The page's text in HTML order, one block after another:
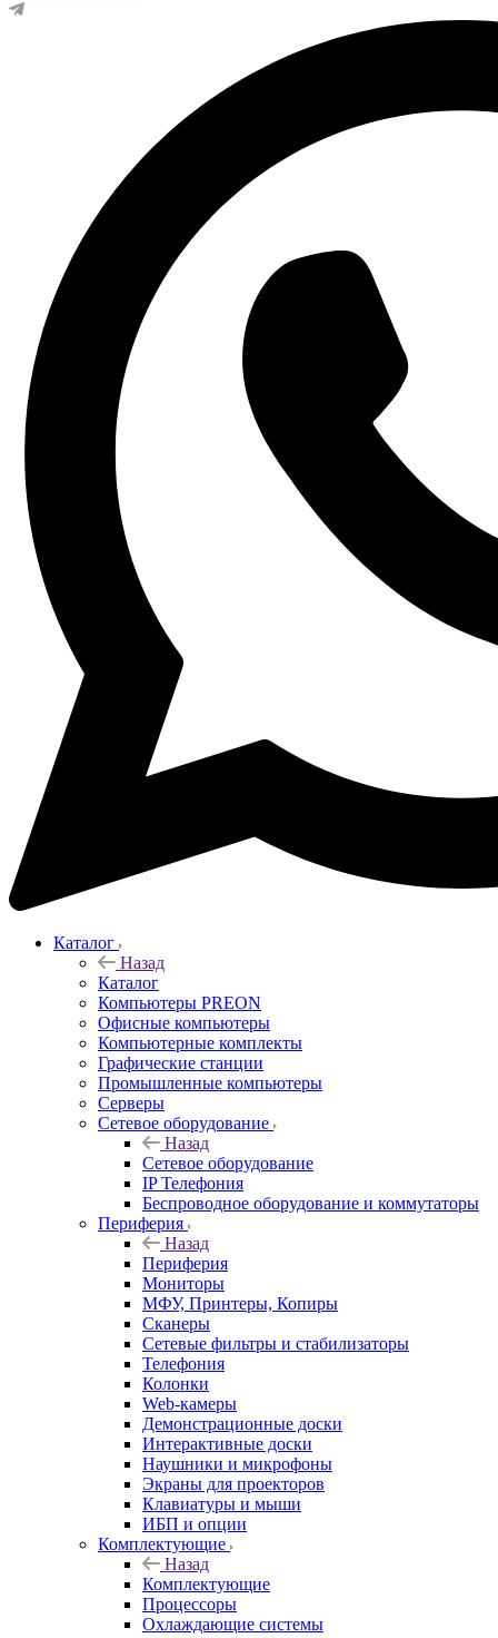
Каталог
Назад
Каталог
Компьютеры PREON
Офисные компьютеры
Компьютерные комплекты
Графические станции
Промышленные компьютеры
Серверы
Сетевое оборудование
Назад
Сетевое оборудование
IP Телефония
Беспроводное оборудование и коммутаторы
Периферия
Назад
Периферия
Мониторы
МФУ, Принтеры, Копиры
Сканеры
Сетевые фильтры и стабилизаторы
Телефония
Колонки
Web-камеры
Демонстрационные доски
Интерактивные доски
Наушники и микрофоны
Экраны для проекторов
Клавиатуры и мыши
ИБП и опции
Комплектующие
Назад
Комплектующие
Процессоры
Охлаждающие системы